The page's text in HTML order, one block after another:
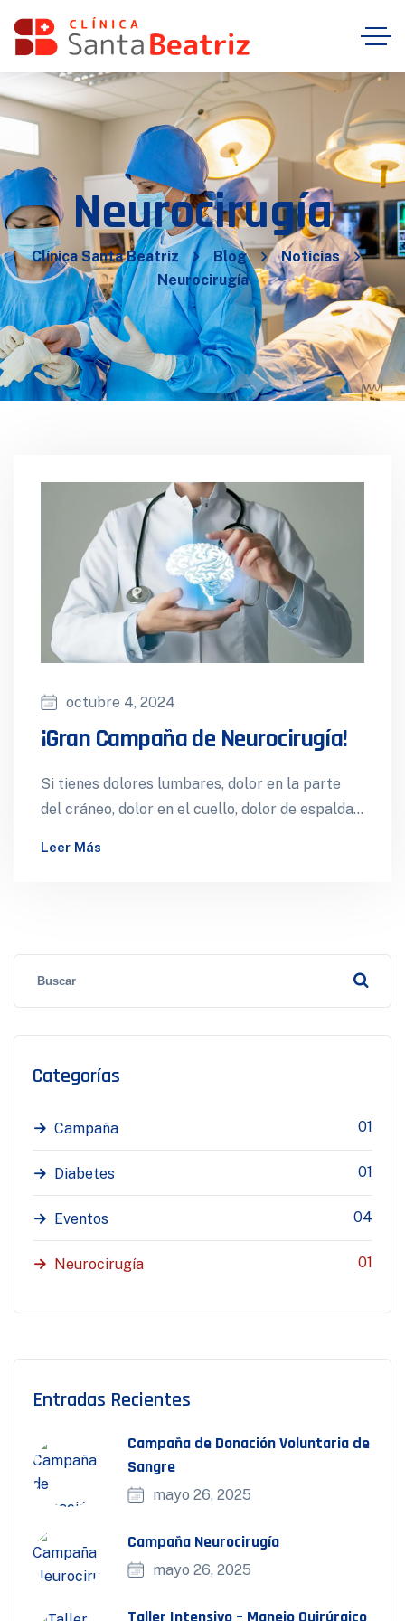
Neurocirugía
Clínica Santa Beatriz Blog
Noticias
Neurocirugía
octubre 4, 2024
¡Gran Campaña de Neurocirugía!
Si tienes dolores lumbares, dolor en la parte
del cráneo, dolor en el cuello, dolor de espalda,
Leer Más
Categorías
Campaña 01
Diabetes 01
Eventos 04
Neurocirugía 01
Entradas Recientes
Campaña de Donación Voluntaria de
Sangre
mayo 26, 2025
Campaña Neurocirugía
mayo 26, 2025